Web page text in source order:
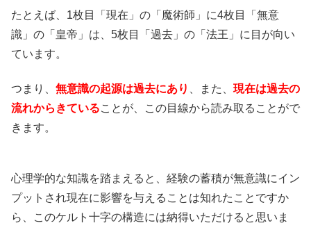
たとえば、1枚目「現在」の「魔術師」に4枚目「無意
識」の「皇帝」は、5枚目「過去」の「法王」に目が向い
ています。
つまり、 無意識の起源は過去にあり 、また、 現在は過去の
流れからきていることが、この目線から読み取ることがで
きます。
心理学的な知識を踏まえると、経験の蓄積が無意識にイン
プットされ現在に影響を与えることは知れたことですか
ら、このケルト十字の構造には納得いただけると思いま